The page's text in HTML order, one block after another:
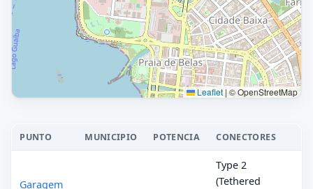
Leaflet | © OpenStreetMap
PUNTO MUNICIPIO POTENCIA CONECTORES
Garagem
Type 2
(Tethered